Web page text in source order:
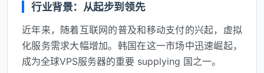
行业背景：从起步到领先
近年来，随着互联网的普及和移动支付的兴起，虚拟
化服务需求大幅增加。韩国在这一市场中迅速崛起，
成为全球VPS服务器的重要 supplying 国之一。